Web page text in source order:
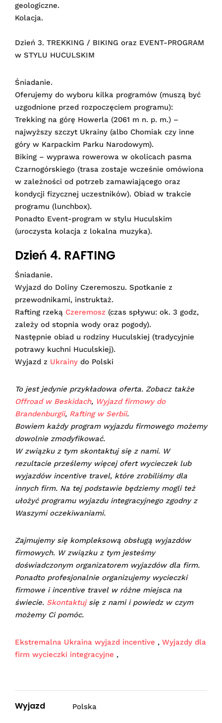
geologiczne.
Kolacja.
Dzień 3. TREKKING / BIKING oraz EVENT-PROGRAM
w STYLU HUCULSKIM
Śniadanie.
Oferujemy do wyboru kilka programów (muszą być
uzgodnione przed rozpoczęciem programu):
Trekking na górę Howerla (2061 m n. p. m.) –
najwyższy szczyt Ukrainy (albo Chomiak czy inne
góry w Karpackim Parku Narodowym).
Biking – wyprawa rowerowa w okolicach pasma
Czarnogórskiego (trasa zostaje wcześnie omówiona
w zależności od potrzeb zamawiającego oraz
kondycji fizycznej uczestników). Obiad w trakcie
programu (lunchbox).
Ponadto Event-program w stylu Huculskim
(uroczysta kolacja z lokalna muzyka).
Dzień 4. RAFTING
Śniadanie.
Wyjazd do Doliny Czeremoszu. Spotkanie z
przewodnikami, instruktaż.
Rafting rzeką Czeremosz (czas spływu: ok. 3 godz,
zależy od stopnia wody oraz pogody).
Następnie obiad u rodziny Huculskiej (tradycyjnie
potrawy kuchni Huculskiej).
Wyjazd z Ukrainy do Polski
To jest jedynie przykładowa oferta. Zobacz także
Offroad w Beskidach, Wyjazd firmowy do
Brandenburgii, Rafting w Serbii.
Bowiem każdy program wyjazdu firmowego możemy
dowolnie zmodyfikować.
W związku z tym skontaktuj się z nami. W
rezultacie prześlemy więcej ofert wycieczek lub
wyjazdów incentive travel, które zrobiliśmy dla
innych firm. Na tej podstawie będziemy mogli też
ułożyć programu wyjazdu integracyjnego zgodny z
Waszymi oczekiwaniami.
Zajmujemy się kompleksową obsługą wyjazdów
firmowych. W związku z tym jesteśmy
doświadczonym organizatorem wyjazdów dla firm.
Ponadto profesjonalnie organizujemy wycieczki
firmowe i incentive travel w różne miejsca na
świecie. Skontaktujsię z nami i powiedz w czym
możemy Ci pomóc.
Ekstremalna Ukraina wyjazd incentive , Wyjazdy dla
firm wycieczki integracyjne ,
Wyjazd Polska